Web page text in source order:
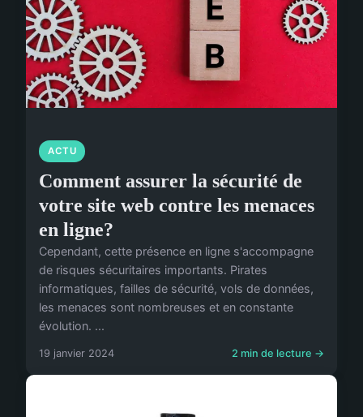
ACTU
Comment assurer la sécurité de
votre site web contre les menaces
en ligne?
Cependant, cette présence en ligne s'accompagne
de risques sécuritaires importants. Pirates
informatiques, failles de sécurité, vols de données,
les menaces sont nombreuses et en constante
évolution. ...
19 janvier 2024 2 min de lecture →